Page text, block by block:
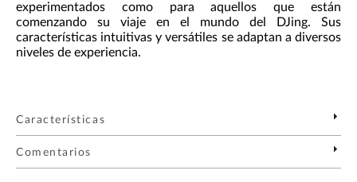
experimentados como para aquellos que están
comenzando su viaje en el mundo del DJing. Sus
características intuitivas y versátiles se adaptan a diversos
niveles de experiencia.
Características
Comentarios